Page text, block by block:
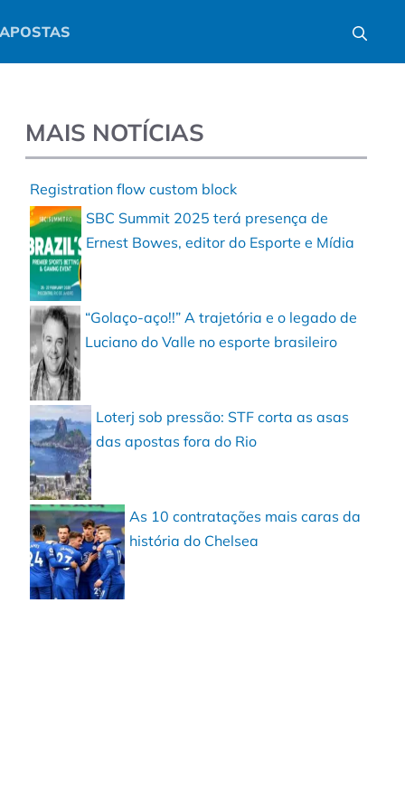
MAIS NOTÍCIAS
Registration flow custom block
SBC Summit 2025 terá presença de
Ernest Bowes, editor do Esporte e Mídia
“Golaço-aço!!” A trajetória e o legado de
Luciano do Valle no esporte brasileiro
Loterj sob pressão: STF corta as asas
das apostas fora do Rio
As 10 contratações mais caras da
história do Chelsea